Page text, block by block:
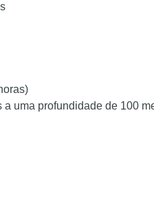
uma profundidade de 100